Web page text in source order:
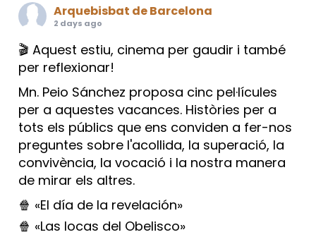
Arquebisbat de Barcelona
2 days ago
🎬 Aquest estiu, cinema per gaudir i també
per reflexionar!
Mn. Peio Sánchez proposa cinc pel·lícules
per a aquestes vacances. Històries per a
tots els públics que ens conviden a fer-nos
preguntes sobre l'acollida, la superació, la
convivència, la vocació i la nostra manera
de mirar els altres.
🍿 «El día de la revelación»
🍿 «Las locas del Obelisco»